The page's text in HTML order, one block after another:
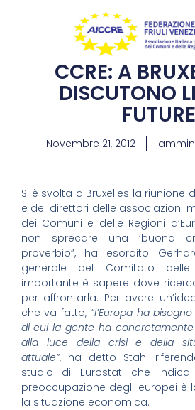
CCRE: A
DISCUTONO
FUTURE
Novembre 21, 2012
Si è svolta a Bruxelles la riunione
e dei direttori delle associazioni
dei Comuni e delle Regioni
non sprecare una ‘buona
proverbio”, ha esordito
generale del Comitato
importante è sapere dove
per affrontarla. Per avere
che va fatto, “l’Europa ha
di cui la gente ha
alla luce della crisi e della
attuale”, ha detto Stahl
studio di Eurostat che
preoccupazione degli europei è
la situazione economica.